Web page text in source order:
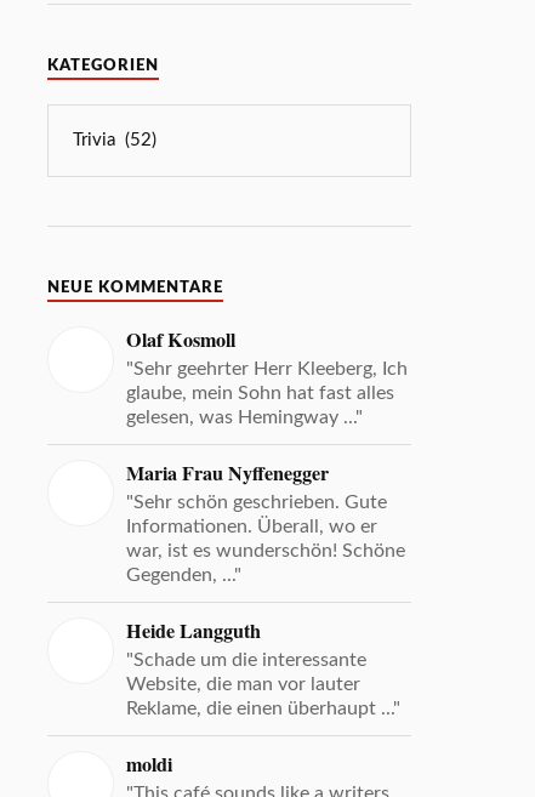
KATEGORIEN
NEUE KOMMENTARE
Olaf Kosmoll
"Sehr geehrter Herr Kleeberg, Ich
glaube, mein Sohn hat fast alles
gelesen, was Hemingway ..."
Maria Frau Nyffenegger
"Sehr schön geschrieben. Gute
Informationen. Überall, wo er
war, ist es wunderschön! Schöne
Gegenden, ..."
Heide Langguth
"Schade um die interessante
Website, die man vor lauter
Reklame, die einen überhaupt ..."
moldi
"This café sounds like a writers